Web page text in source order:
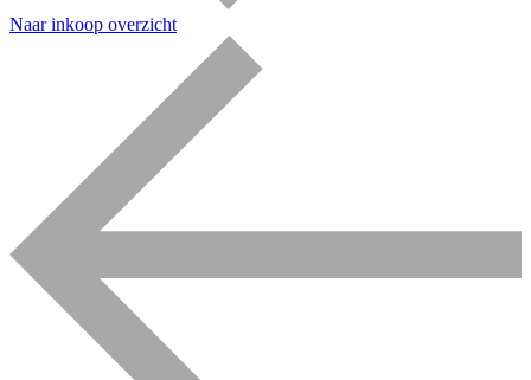
Naar inkoop overzicht